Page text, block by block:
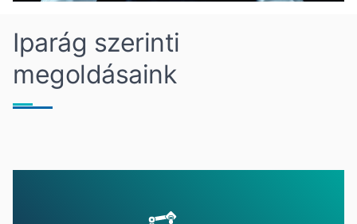
Iparág szerinti
megoldásaink